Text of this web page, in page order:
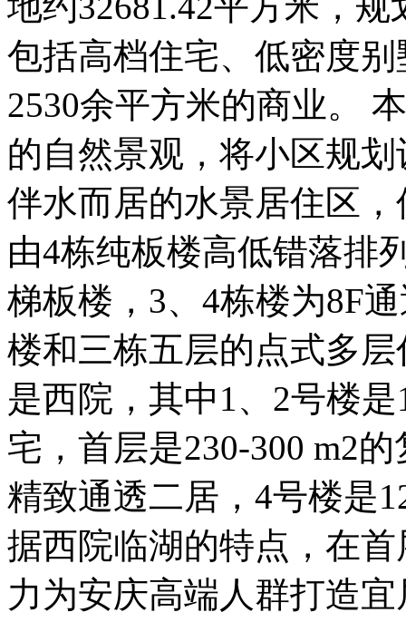
包括高档住宅、低密度
2530余平方米的商业。
的自然景观，将小区规
伴水而居的水景居住区
由4栋纯板楼高低错落排
梯板楼，3、4栋楼为8F
楼和三栋五层的点式多
是西院，其中1、2号楼
宅，首层是230-300 m2
精致通透二居，4号楼是
据西院临湖的特点，在
力为安庆高端人群打造